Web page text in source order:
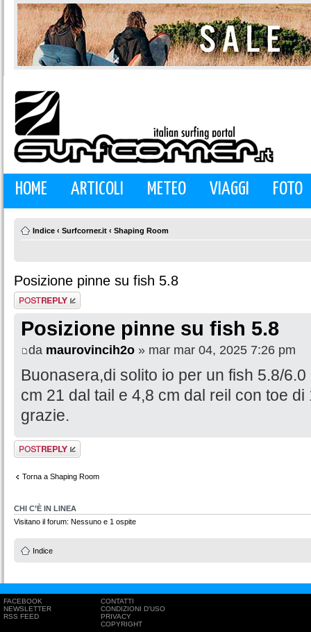
HOME ARTICOLI METEO VIAGGI FOTO
Indice ‹ Surfcorner.it ‹ Shaping Room
Posizione pinne su fish 5.8
Rispondi al
messaggio
Posizione pinne su fish 5.8
da maurovincih2o » mar mar 04, 2025 7:26 pm
Buonasera,di solito io per un fish 5.8/
cm 21 dal tail e 4,8 cm dal reil con toe
grazie.
Rispondi al
messaggio
Torna a Shaping Room
CHI C’È IN LINEA
Visitano il forum: Nessuno e 1 ospite
Indice
FACEBOOK
NEWSLETTER
RSS FEED
CONTATTI
CONDIZIONI D'USO
PRIVACY
COPYRIGHT